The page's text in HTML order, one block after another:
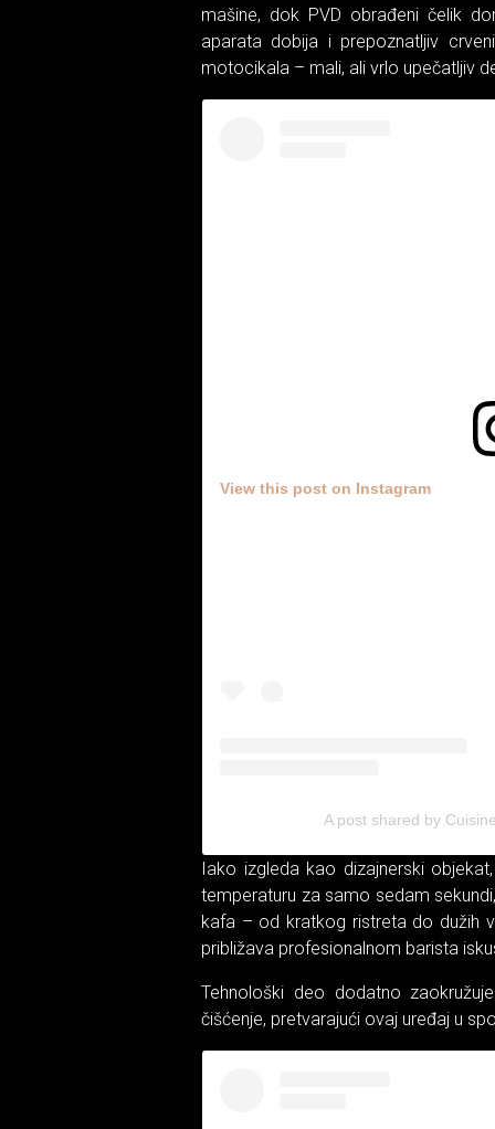
mašine, dok PVD obrađeni čelik
aparata dobija i prepoznatljiv
motocikala – mali, ali vrlo upečatljiv
View this post on Instagram
A post shared by
Iako izgleda kao dizajnerski
temperaturu za samo sedam
kafa – od kratkog ristretа do dužih
približava profesionalnom barista
Tehnološki deo dodatno
čišćenje, pretvarajući ovaj uređaj u